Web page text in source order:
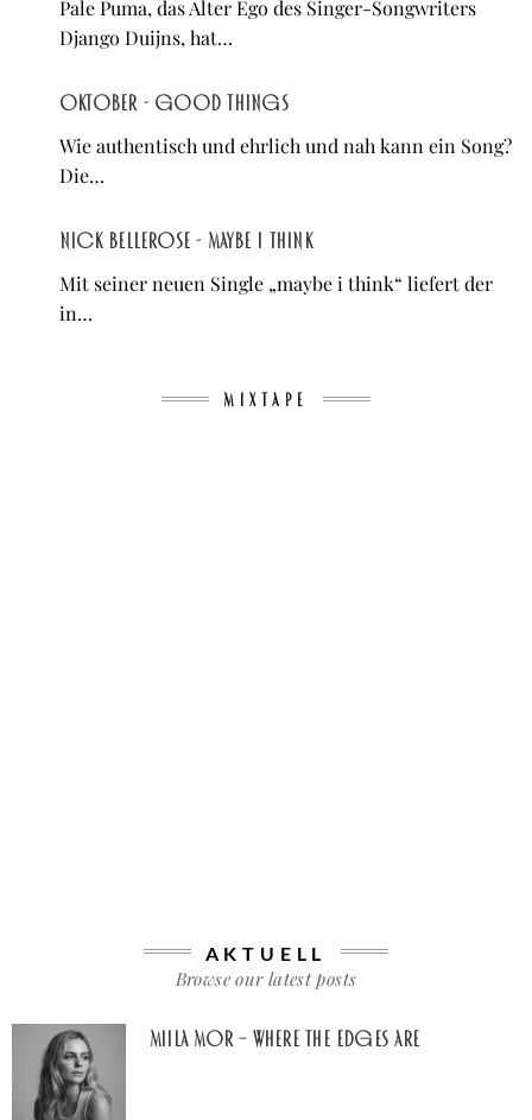
Pale Puma, das Alter Ego des Singer-Songwriters
Django Duijns, hat…
OKTOBER - Good Things
Wie authentisch und ehrlich und nah kann ein Song?
Die…
Nick Bellerose - maybe i think
Mit seiner neuen Single „maybe i think“ liefert der
in…
MIXTAPE
AKTUELL
Browse our latest posts
Miila Mor – Where The Edges Are